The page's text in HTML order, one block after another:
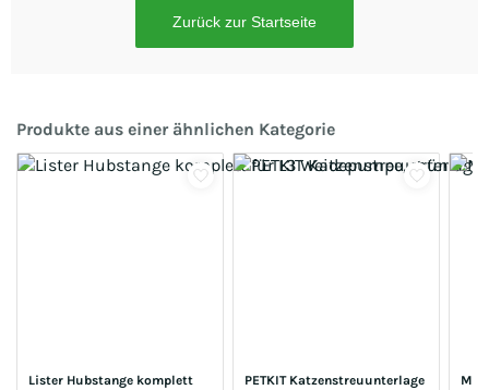
Zurück zur Startseite
Produkte aus einer ähnlichen Kategorie
Lister Hubstange komplett
PETKIT Katzenstreuunterlage